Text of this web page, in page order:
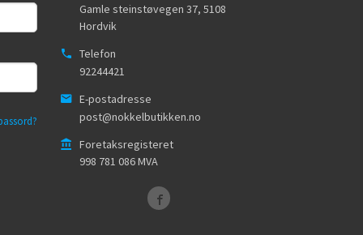
Gamle steinstøvegen 37, 5108
Hordvik
Telefon
92244421
E-postadresse
post@nokkelbutikken.no
Foretaksregisteret
998 781 086 MVA